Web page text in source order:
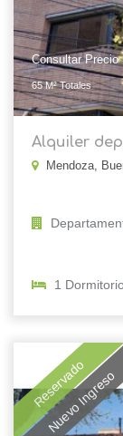
Consultar Precio
65 M² Totales
Alquiler
Mendoza,
1
Reservado
Nuevo Ingreso